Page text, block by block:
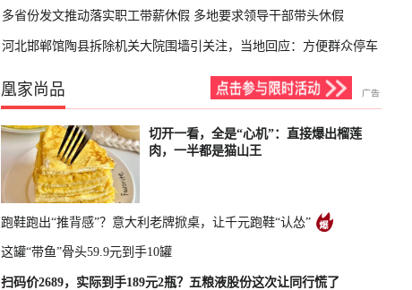
多省份发文推动落实职工带薪休假 多地要求领导干部带头休假
河北邯郸馆陶县拆除机关大院围墙引关注，当地回应：方便群众停车
凰家尚品
切开一看，全是“心机”：直接爆出榴莲
肉，一半都是猫山王
跑鞋跑出“推背感”？意大利老牌掀桌，让千元跑鞋“认怂”
这罐“带鱼”骨头59.9元到手10罐
扫码价2689，实际到手189元2瓶？五粮液股份这次让同行慌了
已结束